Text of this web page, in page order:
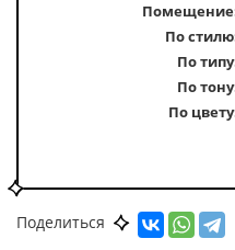
Помещение
По стилю
По типу
По тону
По цвету
Поделиться